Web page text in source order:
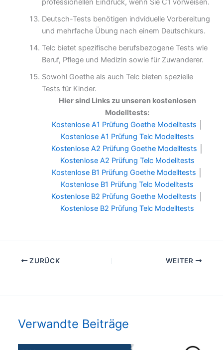
professionellen Eindruck, wenn Sie C1 vorweisen.
Deutsch-Tests benötigen indviduelle Vorbereitung
und mehrfache Übung nach einem Deutschkurs.
Telc bietet spezifische berufsbezogene Tests wie
Beruf, Pflege und Medizin sowie für Zuwanderer.
Sowohl Goethe als auch Telc bieten spezielle
Tests für Kinder.
Hier sind Links zu unseren kostenlosen
Modelltests:
Kostenlose A1 Prüfung Goethe Modelltests
Kostenlose A1 Prüfung Telc Modelltests
Kostenlose A2 Prüfung Goethe Modelltests
Kostenlose A2 Prüfung Telc Modelltests
Kostenlose B1 Prüfung Goethe Modelltests
Kostenlose B1 Prüfung Telc Modelltests
Kostenlose B2 Prüfung Goethe Modelltests
Kostenlose B2 Prüfung Telc Modelltests
ZURÜCK WEITER
Verwandte Beiträge